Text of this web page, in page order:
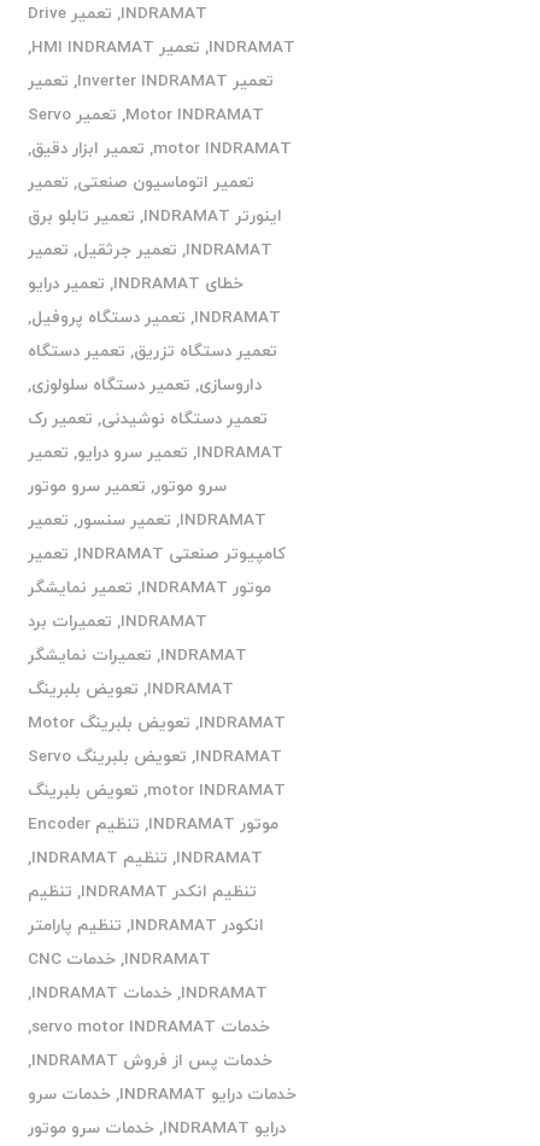
INDRAMAT
,
تعمیر Drive
INDRAMAT
, تعمیر HMI INDRAMAT
,
تعمیر Inverter INDRAMAT
, تعمیر
Motor INDRAMAT
,
تعمیر Servo
motor INDRAMAT
, تعمیر ابزار دقیق,
تعمیر اتوماسیون صنعتی, تعمیر
اینورتر INDRAMAT
, تعمیر تابلو برق
INDRAMAT
, تعمیر جرثقیل, تعمیر
خطای INDRAMAT
, تعمیر درایو
INDRAMAT
, تعمیر دستگاه پروفیل,
تعمیر دستگاه تزریق, تعمیر دستگاه
داروسازی, تعمیر دستگاه سلولوزی,
تعمیر دستگاه نوشیدنی, تعمیر رک
INDRAMAT
, تعمیر سرو درایو, تعمیر
سرو موتور, تعمیر سرو موتور
INDRAMAT
, تعمیر سنسور, تعمیر
کامپیوتر صنعتی INDRAMAT
, تعمیر
موتور INDRAMAT
, تعمیر نمایشگر
INDRAMAT
, تعمیرات برد
INDRAMAT
, تعمیرات نمایشگر
INDRAMAT
, تعویض بلبرینگ
INDRAMAT
,
تعویض بلبرینگ Motor
INDRAMAT
,
تعویض بلبرینگ Servo
motor INDRAMAT
, تعویض بلبرینگ
موتور INDRAMAT
,
تنظیم Encoder
INDRAMAT
, تنظیم INDRAMAT
,
تنظیم انکدر INDRAMAT
, تنظیم
انکودر INDRAMAT
, تنظیم پارامتر
INDRAMAT
,
خدمات CNC
INDRAMAT
,خدمات INDRAMAT
,
خدمات servo motor INDRAMAT
,
خدمات پس از فروش INDRAMAT
,
خدمات درایو INDRAMAT
,خدمات سرو
درایو INDRAMAT
,خدمات سرو موتور